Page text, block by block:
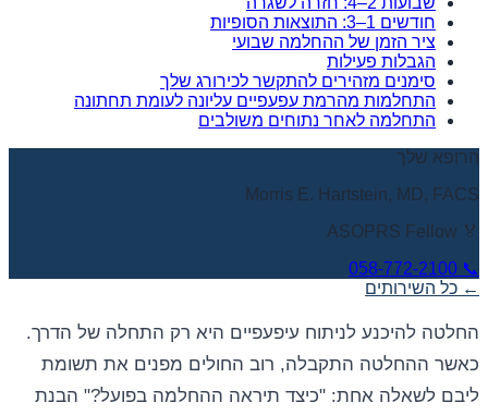
חודשים 1–3: התוצאות הסופיות
ציר הזמן של ההחלמה שבועי
הגבלות פעילות
סימנים מזהירים להתקשר לכירורג שלך
התחלמות מהרמת עפעפיים עליונה לעומת תחתונה
התחלמה לאחר נתוחים משולבים
הרופא שלך
Morris E. Hartstein, MD, FACS
🏅 ASOPRS Fellow
📞
058-772-2100
← כל השירותים
החלטה להיכנע לניתוח עיפעפיים היא רק התחלה של הדרך.
כאשר ההחלטה התקבלה, רוב החולים מפנים את תשומת
ליבם לשאלה אחת: "כיצד תיראה ההחלמה בפועל?" הבנת